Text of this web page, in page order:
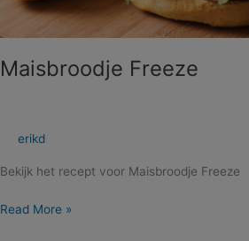
Maisbroodje Freeze
erikd
Bekijk het recept voor Maisbroodje Freeze
Read More »